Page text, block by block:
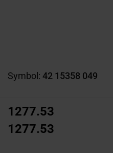
Symbol: 42 15358 049
1277.53
1277.53